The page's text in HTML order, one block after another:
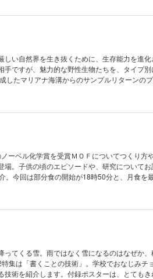
みよう KoKaひろば まんが ロジカル・ミス
み付録]ペーパークラフトでつくろう！ ハシ
！ 算数パズル ［特集］バクテリアでお絵
」受賞者を発表！ おうちや教室ですぐできる
カーくんがゆく ビーカーくん、生きものの進
もっと会いたくなる 動物園の動物 ハリモグ
宇宙はドラマチック！ 爆発後のガスが残し
てくれない！生き残る技術 倒れている家族
ものづくりラボ 第10回 JavaScriptで
カタチをつくろう！ シルエットパズル
い自然界を生き抜くために、生存能力を進
ですが、魅力的な野性生物たちを、タイプ別
したマリアナ海溝からのサンプルリターンの
危険生物のパワー ［特集］3つの世界記録を
い方ガイド 電気で学ぼうSDGs 地域を活性化
室ですぐできる！ トッポとチィのひまつぶ
くん、巨大細胞に出会う!? の巻 錯覚道 縦断
の動物 チーター 南極通信 基地の電気を守る
ラマチック！ ガスと星が降る銀河？ 宇宙に
ト こんなの撮れた！ 読者の写真コンテス
の毒素を増やさないためには？ KoKaひろ
世界のさまざまな気候 ［とじ込み付録］ペ
KoKa手帳2026
ーベル化学賞を受賞ＭＯＦについてつくり方
。子供の頃のエピソードや、研究についてお
。今回は部分食の開始が18時50分と、月食を
とができるの？ MOFのひみつ ［特集］ひな
すぐできる！ トッポとチィのひまつぶし実
、消火器に安心する!? の巻 小中学生トコトン
ベ たくさん知って、もっと会いたくなる 動
た！ ポケデン オートぼんぼり 宇宙はドラ
脳（実践編） 学校でも塾でも教えてくれな
らめきが形になる！ AkaDakoものづくり
てくる雪。雨ではなく雪になるのはなぜか
集は「書くことの技術」。学校でおなじみチ
術を紹介します。付録ポスターは、とても